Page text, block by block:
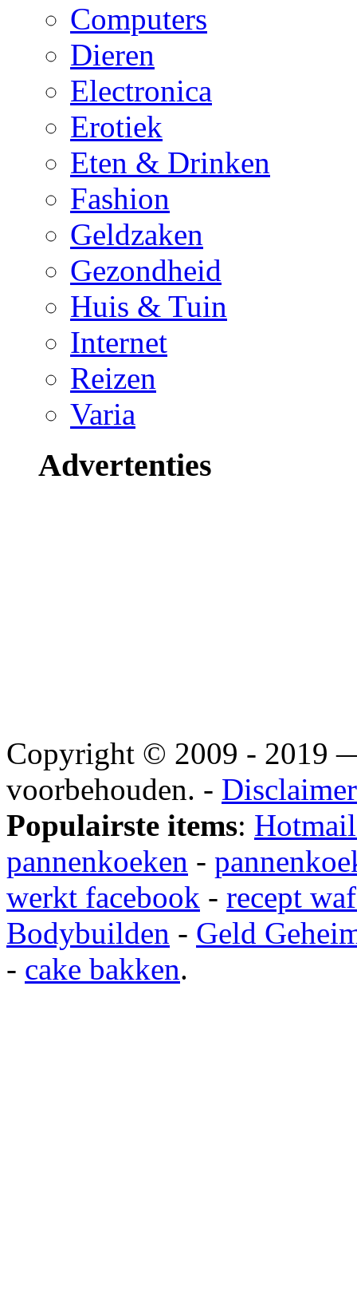
Computers
Dieren
Electronica
Erotiek
Eten & Drinken
Fashion
Geldzaken
Gezondheid
Huis & Tuin
Internet
Reizen
Varia
Advertenties
Copyright © 2009 - 2019
voorbehouden. - Disclaimer
Populairste items:
pannenkoeken -
werkt facebook - recept
Bodybuilden - Geld
- cake bakken.